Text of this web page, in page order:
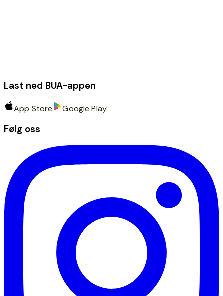
Last ned BUA-appen
App Store Google Play
Følg oss